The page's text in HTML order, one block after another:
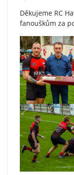
Děkujeme RC
fanouškům za